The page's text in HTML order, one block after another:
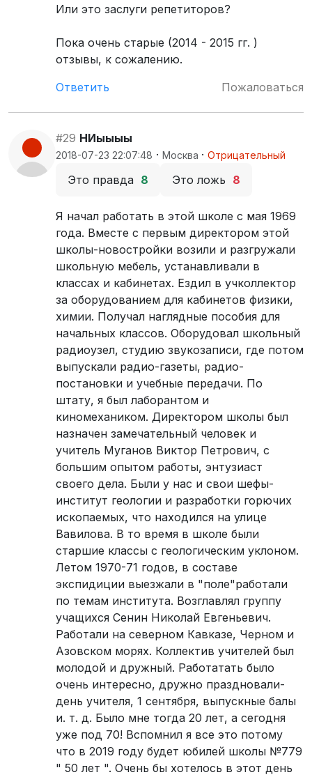
Или это заслуги репетиторов?
Пока очень старые (2014 - 2015 гг. )
отзывы, к сожалению.
Ответить
Пожаловаться
#29 НИыыыы
2018-07-23 22:07:48 · Москва · Отрицательный
Это правда 8 Это ложь 8
Я начал работать в этой школе с мая 1969
года. Вместе с первым директором этой
школы-новостройки возили и разгружали
школьную мебель, устанавливали в
классах и кабинетах. Ездил в учколлектор
за оборудованием для кабинетов физики,
химии. Получал наглядные пособия для
начальных классов. Оборудовал школьный
радиоузел, студию звукозаписи, где потом
выпускали радио-газеты, радио-
постановки и учебные передачи. По
штату, я был лаборантом и
киномехаником. Директором школы был
назначен замечательный человек и
учитель Муганов Виктор Петрович, с
большим опытом работы, энтузиаст
своего дела. Были у нас и свои шефы-
институт геологии и разработки горючих
ископаемых, что находился на улице
Вавилова. В то время в школе были
старшие классы с геологическим уклоном.
Летом 1970-71 годов, в составе
экспидиции выезжали в "поле"работали
по темам института. Возглавлял группу
учащихся Сенин Николай Евгеньевич.
Работали на северном Кавказе, Черном и
Азовском морях. Коллектив учителей был
молодой и дружный. Работатать было
очень интересно, дружно праздновали-
день учителя, 1 сентября, выпускные балы
и. т. д. Было мне тогда 20 лет, а сегодня
уже под 70! Вспомнил я все это потому
что в 2019 году будет юбилей школы №779
" 50 лет ". Очень бы хотелось в этот день